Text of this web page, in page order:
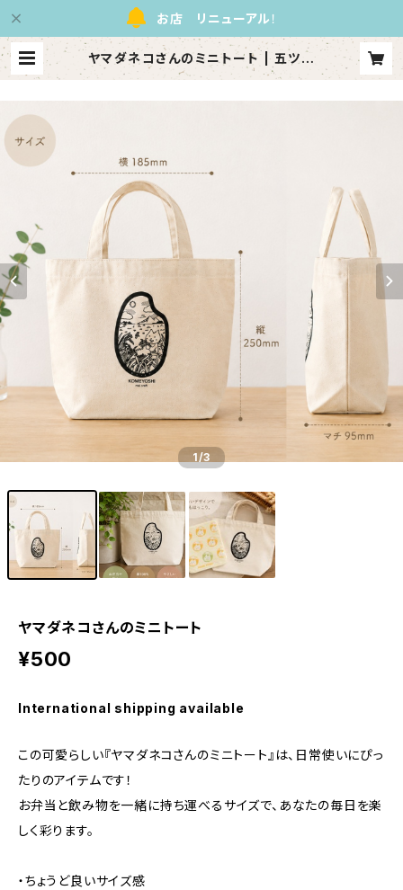
お店 リニューアル ！
ヤマダネコさんのミニトート | 五ツ星
お米マイスターのいるお米屋さん 匠
1/3
ヤマダネコさんのミニトート
¥500
International shipping available
この可愛らしい『ヤマダネコさんのミニトート』は、日常使いにぴっ
たりのアイテムです！
お弁当と飲み物を一緒に持ち運べるサイズで、あなたの毎日を楽
しく彩ります。
・ちょうど良いサイズ感